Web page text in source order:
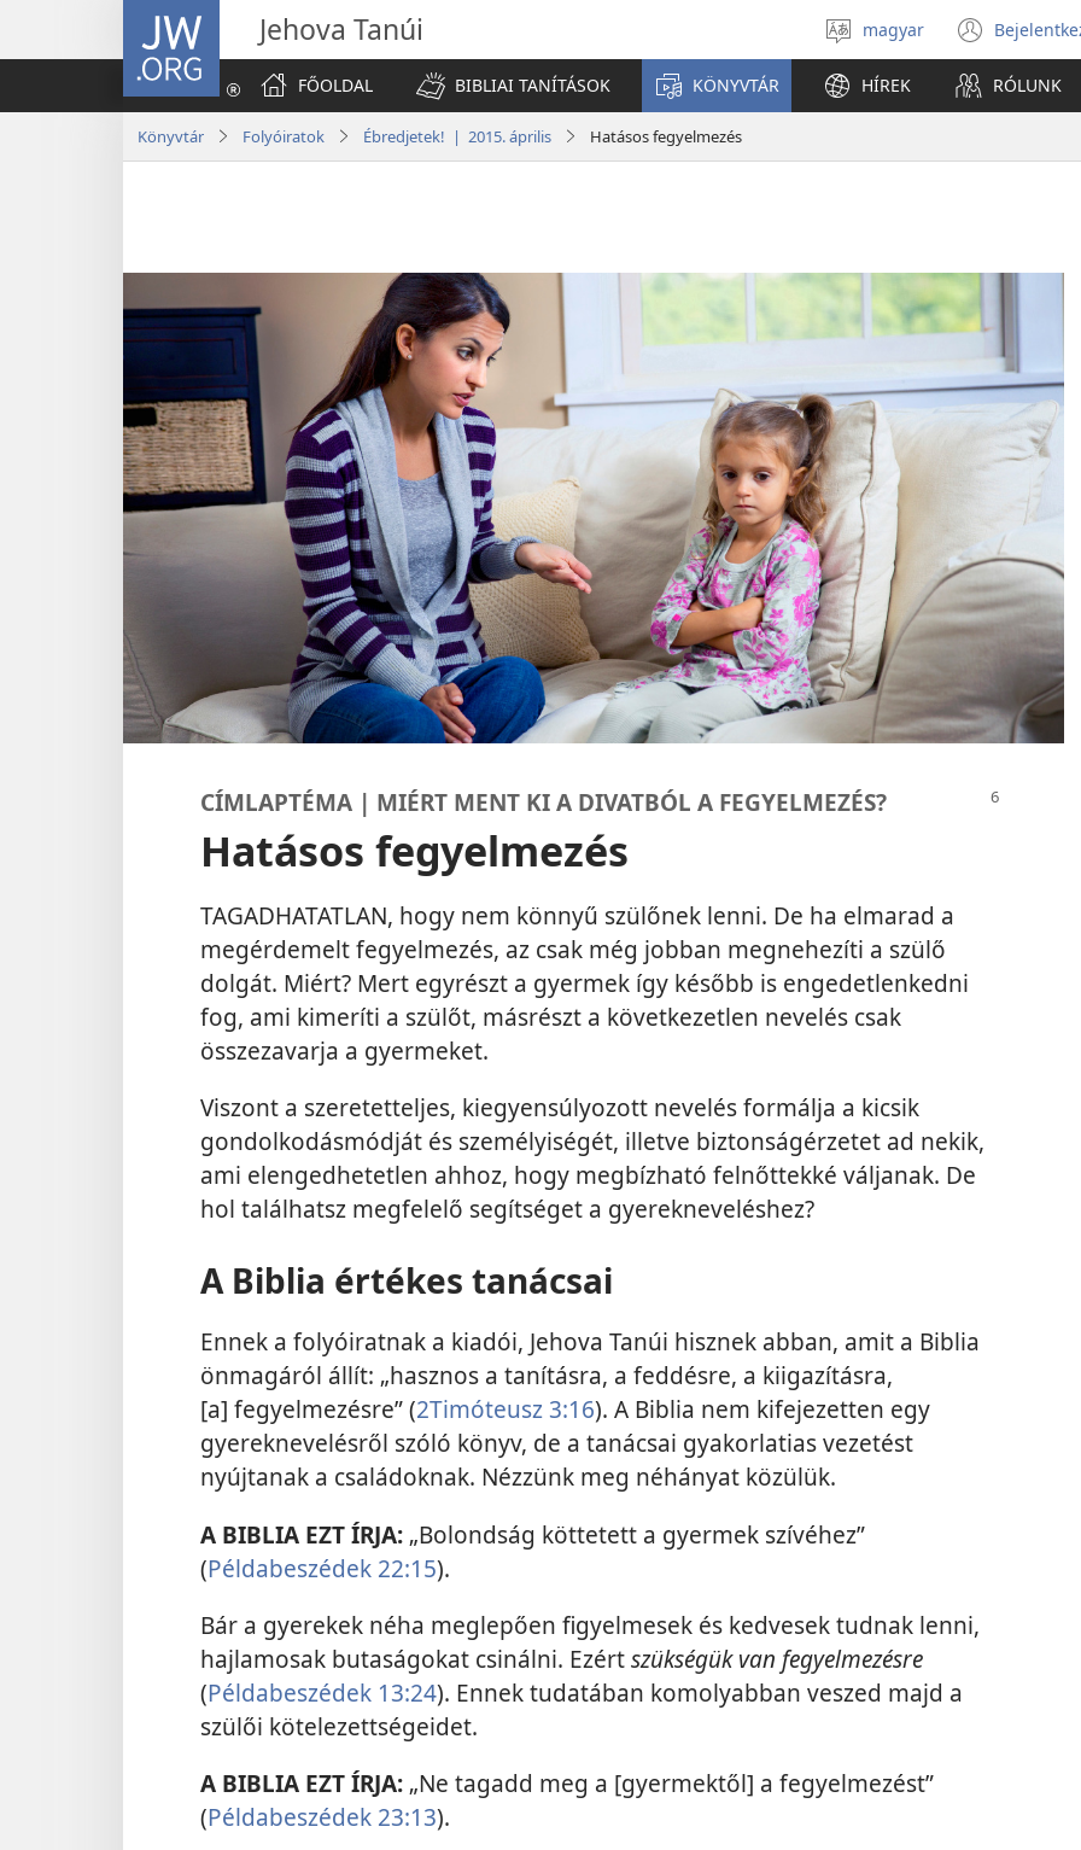
JW.ORG Jehova Tanúi
Válassz
nyelvet
magyar
new
FŐOLDAL
BIBLIAI TANÍTÁSOK KÖNYVTÁR HÍREK RÓLUNK
Könyvtár Folyóiratok Ébredjetek! | 2015. április Hatásos fegyelmezés
CÍMLAPTÉMA | MIÉRT MENT KI A DIVATBÓL A FEGYELMEZÉS?
Hatásos fegyelmezés
TAGADHATATLAN, hogy nem könnyű szülőnek lenni. De ha elmarad a
megérdemelt fegyelmezés, az csak még jobban megnehezíti a szülő
dolgát. Miért? Mert egyrészt a gyermek így később is engedetlenkedni
fog, ami kimeríti a szülőt, másrészt a következetlen nevelés csak
összezavarja a gyermeket.
Viszont a szeretetteljes, kiegyensúlyozott nevelés formálja a kicsik
gondolkodásmódját és személyiségét, illetve biztonságérzetet ad nekik,
ami elengedhetetlen ahhoz, hogy megbízható felnőttekké váljanak. De
hol találhatsz megfelelő segítséget a gyerekneveléshez?
A Biblia értékes tanácsai
Ennek a folyóiratnak a kiadói, Jehova Tanúi hisznek abban, amit a Biblia
önmagáról állít: „hasznos a tanításra, a feddésre, a kiigazításra,
[a] fegyelmezésre” (2Timóteusz 3:16). A Biblia nem kifejezetten egy
gyereknevelésről szóló könyv, de a tanácsai gyakorlatias vezetést
nyújtanak a családoknak. Nézzünk meg néhányat közülük.
A BIBLIA EZT ÍRJA: „Bolondság köttetett a gyermek szívéhez”
(Példabeszédek 22:15).
Bár a gyerekek néha meglepően figyelmesek és kedvesek tudnak lenni,
hajlamosak butaságokat csinálni. Ezértszükségük van fegyelmezésre
(Példabeszédek 13:24). Ennek tudatában komolyabban veszed majd a
szülői kötelezettségeidet.
A BIBLIA EZT ÍRJA: „Ne tagadd meg a [gyermektől] a fegyelmezést”
(Példabeszédek 23:13).